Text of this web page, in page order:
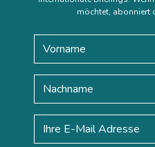
möchtet, abonniert